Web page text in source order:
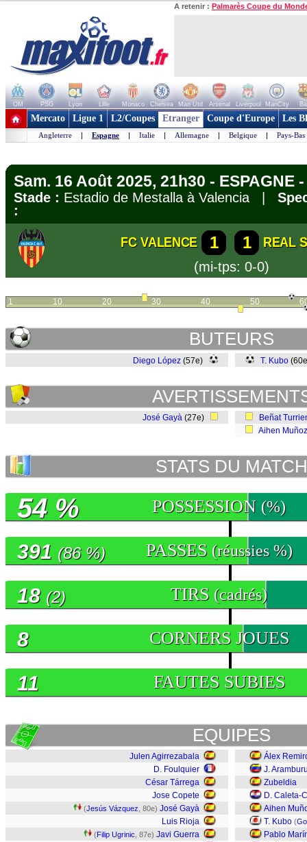
A retenir : Palmarès Coupe du
OM PSG Lyon Lille Monaco Chelsea Man Utd Arsenal Liverpool ManCity
+ de clubs
Mercato Ligue 1 L2/Coupes Etranger Coupe d'Europe Les
Angleterre | Espagne | Italie | Allemagne | Belgique | Pays-Bas
Sam. 16 Août 2025, 21h30 - ESPAGNE
Stade : Estadio de Mestalla à Valencia |
:
FC VALENCE 1 1
REAL
(mi-tps: 0-0)
1 10 20 30 40 50
BUTEURS
Diego López (57e) T. Kubo
José Gayà (27e)
Beñat
Aihen Muñoz
STATS DU MATCH
POSSESSION (%)
54 %
PASSES (réussies %)
391 (86 %)
TIRS (cadrés)
18 (2)
CORNERS JOUES
8
FAUTES SUBIES
11
EQUIPES
Julen Agirrezabala
D. Foulquier
César Tárrega
Jose Copete
(Jesús Vázquez , 80e) José Gayà
Luis Rioja
(Filip Ugrinic , 87e) Javi Guerra
Álex
J.
Zubeldia
D. Caleta-
Aihen
T. Kubo (
Pablo